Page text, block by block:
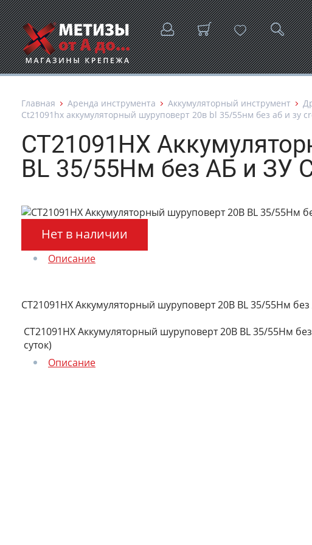
Главная Аренда инструмента Аккумуляторный инструмент
Ct21091hx аккумуляторный шуруповерт 20в bl 35/55нм без аб и зу
CT21091HX
BL 35/55Нм без АБ и ЗУ
Нет в наличии
Описание
CT21091HX Аккумуляторный шуруповерт 20В BL 35/55Нм без
CT21091HX Аккумуляторный шуруповерт 20В BL 35/55Нм
суток)
Описание